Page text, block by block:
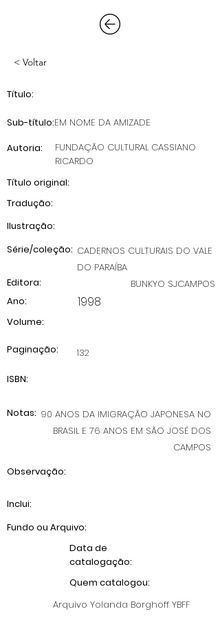
< Voltar
Título:
EM NOME DA AMIZADE
Sub-título:
Autoria:
FUNDAÇÃO CULTURAL CASSIANO
RICARDO
Título original:
Tradução:
Ilustração:
Série/coleção: CADERNOS CULTURAIS DO VALE
DO PARAÍBA
BUNKYO SJCAMPOS
Editora:
1998
Ano:
Volume:
Paginação:
132
ISBN:
90 ANOS DA IMIGRAÇÃO JAPONESA NO
BRASIL E 76 ANOS EM SÃO JOSÉ DOS
CAMPOS
Notas:
Observação:
Inclui:
Fundo ou Arquivo:
Data de
catalogação:
Quem catalogou:
Arquivo Yolanda Borghoff YBFF